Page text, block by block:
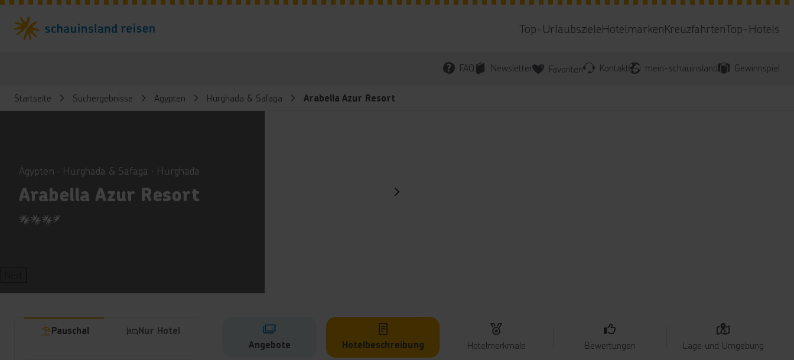
Top-UrlaubszieleHotelmarkenKreuzfahrtenTop-Hotels
FAQ Newsletter Favoriten Kontakt mein-schauinsland Gewinnspiel
Startseite Suchergebnisse Ägypten Hurghada & Safaga Arabella Azur Resort
Ägypten ∙ Hurghada & Safaga ∙ Hurghada
Arabella Azur Resort
3.5
Pauschal Nur Hotel
Angebote Hotelbeschreibung Hotelmerkmale Bewertungen Lage und Umgebung